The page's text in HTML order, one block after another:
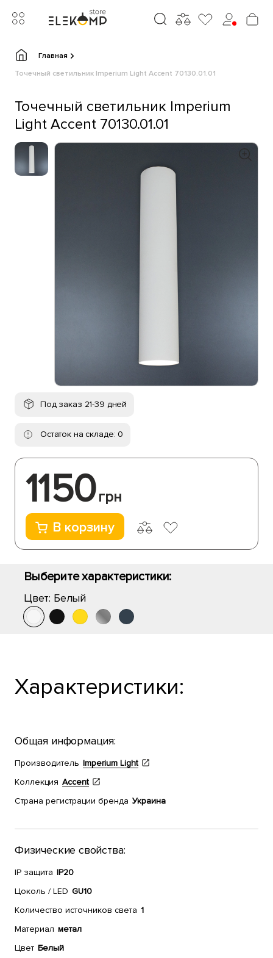
Главная
Точечный светильник Imperium Light Accent 70130.01.01
Точечный светильник Imperium
Light Accent 70130.01.01
Под заказ 21-39 дней
Остаток на складе: 0
1150грн
В корзину
Выберите характеристики:
Цвет: Белый
Характеристики:
Общая информация:
Производитель Imperium Light
Коллекция Accent
Страна регистрации бренда Украина
Физические свойства:
IP защита IP20
Цоколь / LED GU10
Количество источников света 1
Материал метал
Цвет Белый